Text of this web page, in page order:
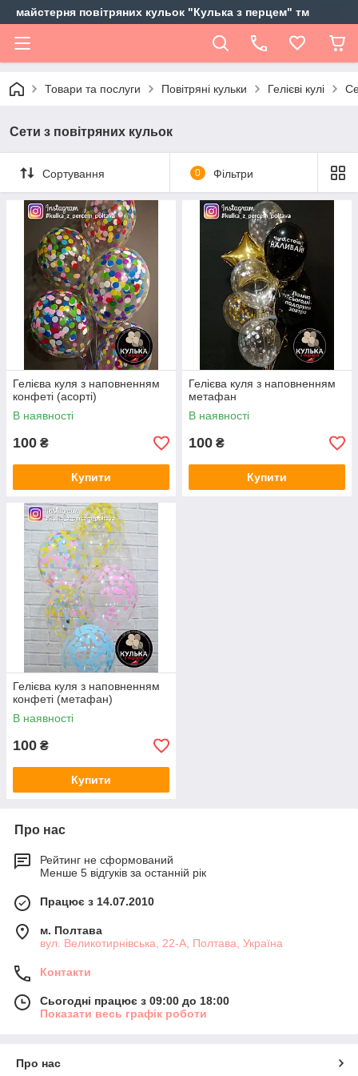
майстерня повітряних кульок "Кулька з перцем" тм
Товари та послуги Повітряні кульки Гелієві кулі
Сети з повітряних кульок
Сортування 0 Фільтри
Гелієва куля з наповненням
конфеті (асорті)
В наявності
100 ₴
Купити
Гелієва куля з наповненням
метафан
В наявності
100 ₴
Купити
Гелієва куля з наповненням
конфеті (метафан)
В наявності
100 ₴
Купити
Про нас
Рейтинг не сформований
Менше 5 відгуків за останній рік
Працює з 14.07.2010
м. Полтава
вул. Великотирнівська, 22-А, Полтава, Україна
Контакти
Сьогодні працює з 09:00 до 18:00
Показати весь графік роботи
Про нас